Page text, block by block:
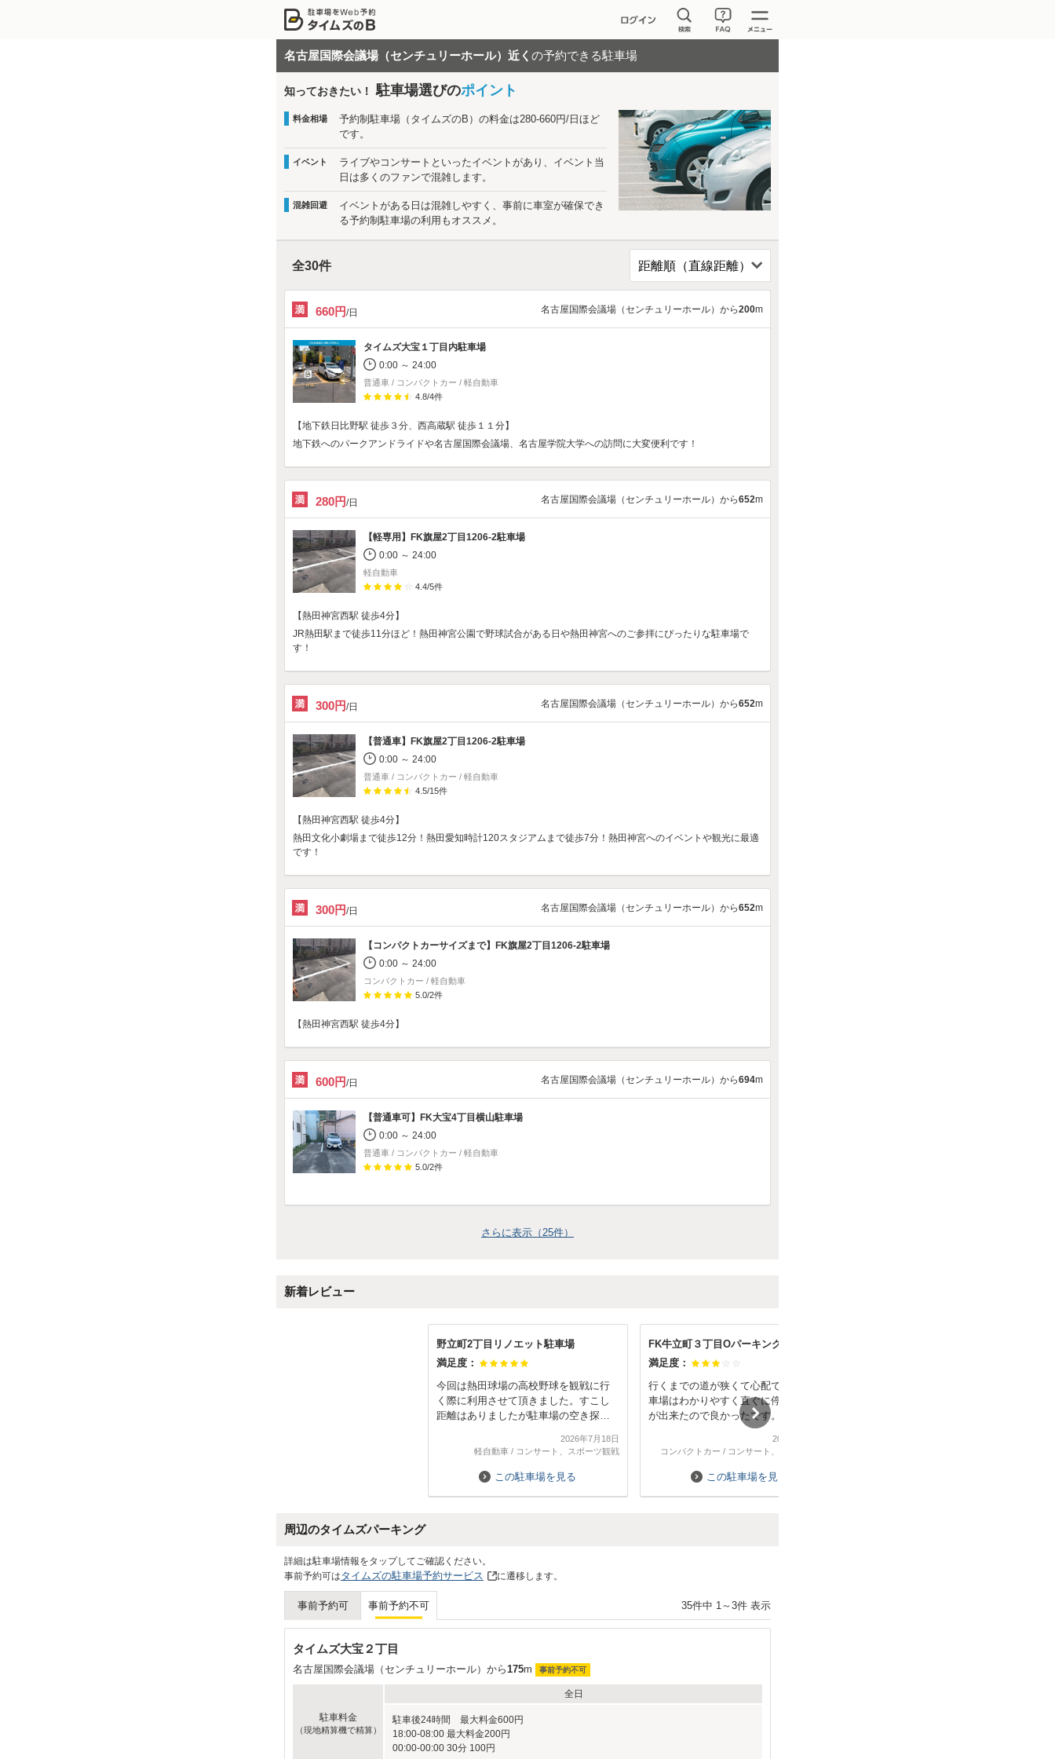
名古屋国際会議場（センチュリーホール）近く の予約できる駐車場
知っておきたい！ 駐車場選びのポイント
料金相場
予約制駐車場（タイムズのB）の料金は280-660円/日ほど
です。
イベント
ライブやコンサートといったイベントがあり、イベント当
日は多くのファンで混雑します。
混雑回避
イベントがある日は混雑しやすく、事前に車室が確保でき
る予約制駐車場の利用もオススメ。
全30件
660円/日 名古屋国際会議場（センチュリーホール）から200m
タイムズ大宝１丁目内駐車場
0:00 ～ 24:00
普通車 / コンパクトカー / 軽自動車
4.8/4件
【地下鉄日比野駅 徒歩３分、西高蔵駅 徒歩１１分】
地下鉄へのパークアンドライドや名古屋国際会議場、名古屋学院大学への訪問に大変便利です！
280円/日 名古屋国際会議場（センチュリーホール）から652m
【軽専用】
FK旗屋2丁目1206‐2駐車場
0:00 ～ 24:00
軽自動車
4.4/5件
【熱田神宮西駅 徒歩4分】
JR熱田駅まで徒歩11分ほど！熱田神宮公園で野球試合がある日や熱田神宮へのご参拝にぴったりな駐車場で
す！
300円/日 名古屋国際会議場（センチュリーホール）から652m
【普通車】
FK旗屋2丁目1206‐2駐車場
0:00 ～ 24:00
普通車 / コンパクトカー / 軽自動車
4.5/15件
【熱田神宮西駅 徒歩4分】
熱田文化小劇場まで徒歩12分！熱田愛知時計120スタジアムまで徒歩7分！熱田神宮へのイベントや観光に最適
です！
300円/日 名古屋国際会議場（センチュリーホール）から652m
【コンパクトカーサイズまで】
FK旗屋2丁目1206‐2駐車場
0:00 ～ 24:00
コンパクトカー / 軽自動車
5.0/2件
【熱田神宮西駅 徒歩4分】
600円/日 名古屋国際会議場（センチュリーホール）から694m
【普通車可】
FK大宝4丁目横山駐車場
0:00 ～ 24:00
普通車 / コンパクトカー / 軽自動車
5.0/2件
さらに表示（25件）
新着レビュー
野立町2丁目リノエット駐車場
満足度：
今回は熱田球場の高校野球を観戦に行
く際に利用させて頂きました。すこし
距離はありましたが駐車場の空き探し
て予約できて駐車場を探すめんどくさ
することができました。また利用させ
2026年7月18日
軽自動車/ コンサート、スポーツ観戦
この駐車場を見る
FK牛立町３丁目Oパーキング
満足度：
行くまでの道が狭くて心配でした。駐
車場はわかりやすく直ぐに停めること
が出来たので良かったです。
2026年4月25日
コンパクトカー / コンサート、スポーツ観戦
この駐車場を見る
周辺のタイムズパーキング
詳細は駐車場情報をタップしてご確認ください。
事前予約可はタイムズの駐車場予約サービス に遷移します。
事前予約可 事前予約不可 35件中 1 ～ 3件 表示
タイムズ大宝２丁目
名古屋国際会議場（センチュリーホール）から175m 事前予約不可
駐車料金
（現地精算機で精算）
全日
駐車後24時間 最大料金600円
18:00-08:00 最大料金200円
00:00-00:00 30分 100円